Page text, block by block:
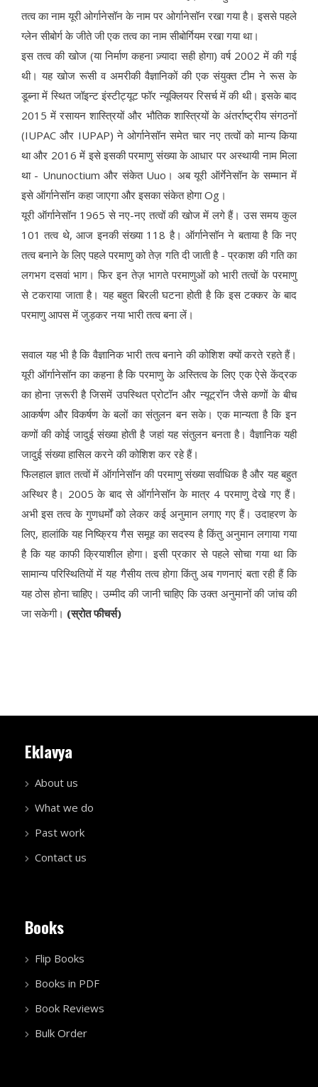
तत्व का नाम यूरी ओर्गानेसॉन के नाम पर ओर्गानेसॉन रखा गया है। इससे पहले
ग्लेन सीबोर्ग के जीते जी एक तत्व का नाम सीबोर्गियम रखा गया था।
इस तत्व की खोज (या निर्माण कहना ज़्यादा सही होगा) वर्ष 2002 में की गई
थी। यह खोज रूसी व अमरीकी वैज्ञानिकों की एक संयुक्त टीम ने रूस के
डूब्ना में स्थित जॉइन्ट इंस्टीट्यूट फॉर न्यूक्लियर रिसर्च में की थी। इसके बाद
2015 में रसायन शास्त्रियों और भौतिक शास्त्रियों के अंतर्राष्ट्रीय संगठनों
(IUPAC और IUPAP) ने ओर्गानेसॉन समेत चार नए तत्वों को मान्य किया
था और 2016 में इसे इसकी परमाणु संख्या के आधार पर अस्थायी नाम मिला
था - Ununoctium और संकेत Uuo। अब यूरी ऑर्गेनेसॉन के सम्मान में
इसे ऑर्गानेसॉन कहा जाएगा और इसका संकेत होगा Og।
यूरी ऑर्गानेसॉन 1965 से नए-नए तत्वों की खोज में लगे हैं। उस समय कुल
101 तत्व थे, आज इनकी संख्या 118 है। ऑर्गानेसॉन ने बताया है कि नए
तत्व बनाने के लिए पहले परमाणु को तेज़ गति दी जाती है - प्रकाश की गति का
लगभग दसवां भाग। फिर इन तेज़ भागते परमाणुओं को भारी तत्वों के परमाणु
से टकराया जाता है। यह बहुत बिरली घटना होती है कि इस टक्कर के बाद
परमाणु आपस में जुड़कर नया भारी तत्व बना लें।
सवाल यह भी है कि वैज्ञानिक भारी तत्व बनाने की कोशिश क्यों करते रहते हैं।
यूरी ऑर्गानेसॉन का कहना है कि परमाणु के अस्तित्व के लिए एक ऐसे केंद्रक
का होना ज़रूरी है जिसमें उपस्थित प्रोटॉन और न्यूट्रॉन जैसे कणों के बीच
आकर्षण और विकर्षण के बलों का संतुलन बन सके। एक मान्यता है कि इन
कणों की कोई जादुई संख्या होती है जहां यह संतुलन बनता है। वैज्ञानिक यही
जादुई संख्या हासिल करने की कोशिश कर रहे हैं।
फिलहाल ज्ञात तत्वों में ऑर्गानेसॉन की परमाणु संख्या सर्वाधिक है और यह बहुत
अस्थिर है। 2005 के बाद से ऑर्गानेसॉन के मात्र 4 परमाणु देखे गए हैं।
अभी इस तत्व के गुणधर्मों को लेकर कई अनुमान लगाए गए हैं। उदाहरण के
लिए, हालांकि यह निष्क्रिय गैस समूह का सदस्य है किंतु अनुमान लगाया गया
है कि यह काफी क्रियाशील होगा। इसी प्रकार से पहले सोचा गया था कि
सामान्य परिस्थितियों में यह गैसीय तत्व होगा किंतु अब गणनाएं बता रही हैं कि
यह ठोस होना चाहिए। उम्मीद की जानी चाहिए कि उक्त अनुमानों की जांच की
जा सकेगी। (स्रोत फीचर्स)
Eklavya
About us
What we do
Past work
Contact us
Books
Flip Books
Books in PDF
Book Reviews
Bulk Order